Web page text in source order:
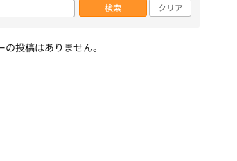
検索 クリア
投稿はありません。